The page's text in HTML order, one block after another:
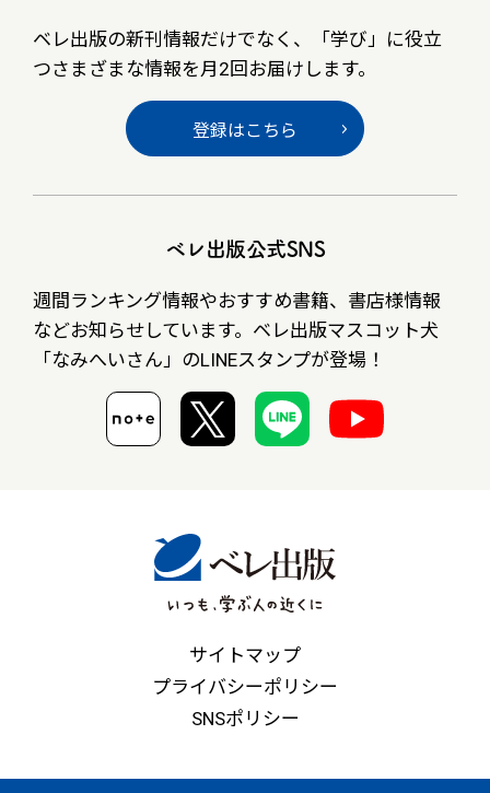
ベレ出版の新刊情報だけでなく、
「学び」に役立
つさまざまな情報を月2回お届けします。
登録はこちら
ベレ出版公式SNS
週間ランキング情報やおすすめ書籍、書店様情報
などお知らせしています。ベレ出版マスコット犬
「なみへいさん」のLINEスタンプが登場！
サイトマップ
プライバシーポリシー
SNSポリシー